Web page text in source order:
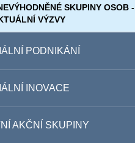
SKUPINY OSOB -
VÝZVY
PODNIKÁNÍ
INOVACE
AKČNÍ SKUPINY